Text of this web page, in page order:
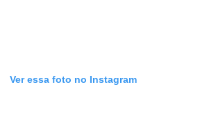
Ver essa foto no Instagram